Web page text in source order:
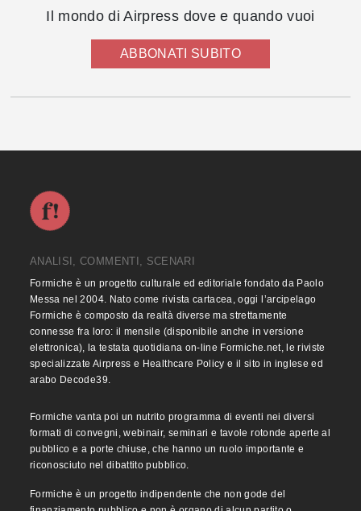
Il mondo di Airpress dove e quando vuoi
ABBONATI SUBITO
ANALISI, COMMENTI, SCENARI
Formiche è un progetto culturale ed editoriale fondato da Paolo
Messa nel 2004. Nato come rivista cartacea, oggi l’arcipelago
Formiche è composto da realtà diverse ma strettamente
connesse fra loro: il mensile (disponibile anche in versione
elettronica), la testata quotidiana on-line Formiche.net, le riviste
specializzate Airpress e Healthcare Policy e il sito in inglese ed
arabo Decode39.
Formiche vanta poi un nutrito programma di eventi nei diversi
formati di convegni, webinair, seminari e tavole rotonde aperte al
pubblico e a porte chiuse, che hanno un ruolo importante e
riconosciuto nel dibattito pubblico.
Formiche è un progetto indipendente che non gode del